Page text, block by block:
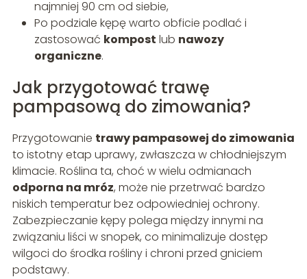
najmniej 90 cm od siebie,
Po podziale kępę warto obficie podlać i
zastosować kompost lub nawozy
organiczne.
Jak przygotować trawę
pampasową do zimowania?
Przygotowanie trawy pampasowej do zimowania
to istotny etap uprawy, zwłaszcza w chłodniejszym
klimacie. Roślina ta, choć w wielu odmianach
odporna na mróz, może nie przetrwać bardzo
niskich temperatur bez odpowiedniej ochrony.
Zabezpieczanie kępy polega między innymi na
związaniu liści w snopek, co minimalizuje dostęp
wilgoci do środka rośliny i chroni przed gniciem
podstawy.